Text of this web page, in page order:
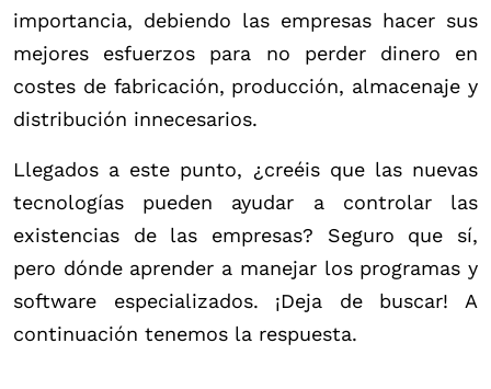
importancia, debiendo las empresas hacer sus
mejores esfuerzos para no perder dinero en
costes de fabricación, producción, almacenaje y
distribución innecesarios.
Llegados a este punto, ¿creéis que las nuevas
tecnologías pueden ayudar a controlar las
existencias de las empresas? Seguro que sí,
pero dónde aprender a manejar los programas y
software especializados. ¡Deja de buscar! A
continuación tenemos la respuesta.